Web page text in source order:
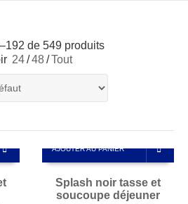
de 549 produits
24/48/Tout
AJOUTER AU PANIER
Splash noir tasse et
soucoupe déjeuner